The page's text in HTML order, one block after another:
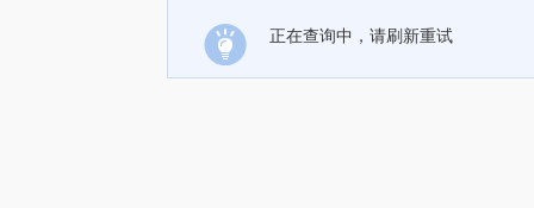
正在查询中，请刷新重试